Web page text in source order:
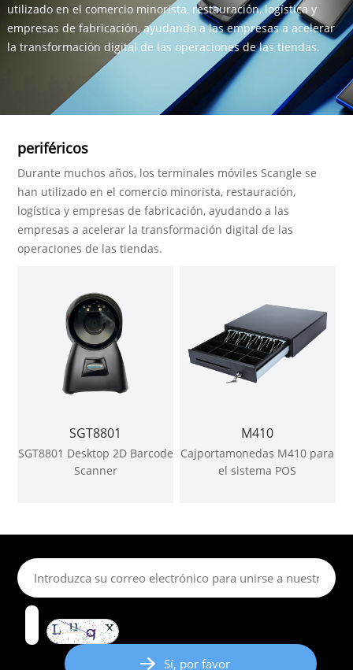
utilizado en el comercio minorista, restauración, logística y
empresas de fabricación, ayudando a las empresas a acelerar
la transformación digital de las operaciones de las tiendas.
periféricos
Durante muchos años, los terminales móviles Scangle se
han utilizado en el comercio minorista, restauración,
logística y empresas de fabricación, ayudando a las
empresas a acelerar la transformación digital de las
operaciones de las tiendas.
SGT8801
SGT8801 Desktop 2D Barcode
Scanner
M410
Cajportamonedas M410 para
el sistema POS